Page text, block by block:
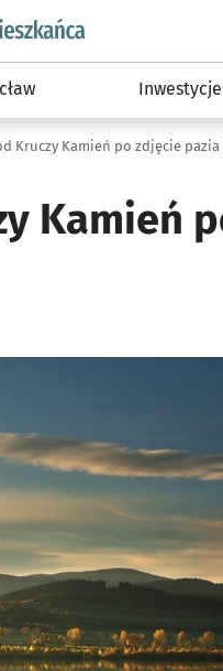
podserwis: Dla
Inwestycje
Kruczy Kamień po zdjęcie
Kamień